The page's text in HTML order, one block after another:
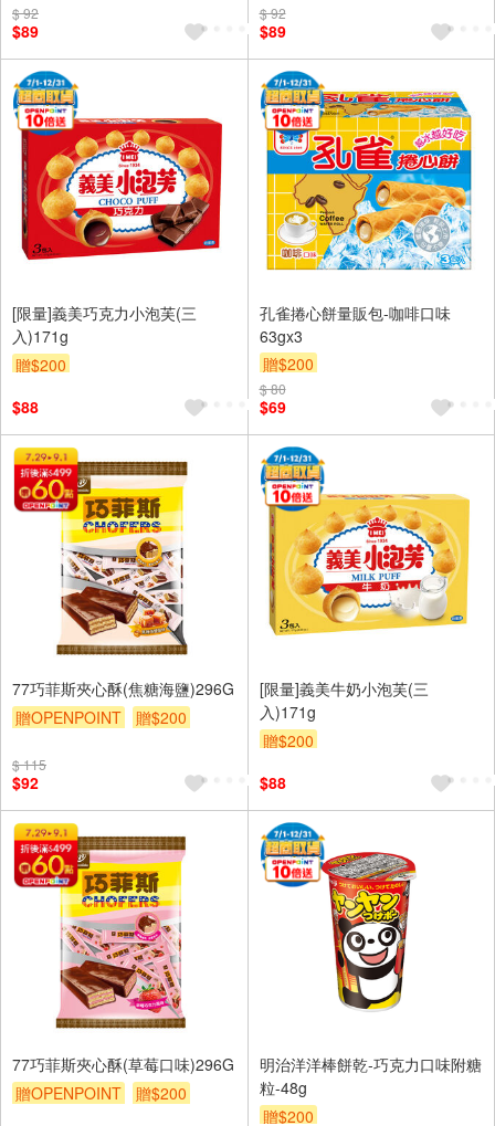
$ 92
$89
$ 92
$89
[限量]義美巧克力小泡芙(三
入)171g
贈$200
$88
孔雀捲心餅量販包-咖啡口味
63gx3
贈$200
$ 80
$69
77巧菲斯夾心酥(焦糖海鹽)296G
贈OPENPOINT
贈$200
$ 115
$92
[限量]義美牛奶小泡芙(三
入)171g
贈$200
$88
77巧菲斯夾心酥(草莓口味)296G
贈OPENPOINT
贈$200
明治洋洋棒餅乾-巧克力口味附糖
粒-48g
贈$200